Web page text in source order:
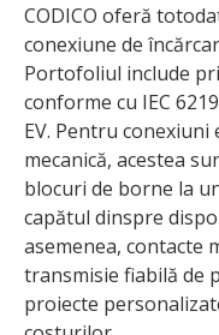
CODICO oferă
conexiune de
Portofoliul include
conforme cu IEC
EV. Pentru
mecanică, acestea
blocuri de borne la
capătul dinspre
asemenea, contacte
transmisie fiabilă de
proiecte